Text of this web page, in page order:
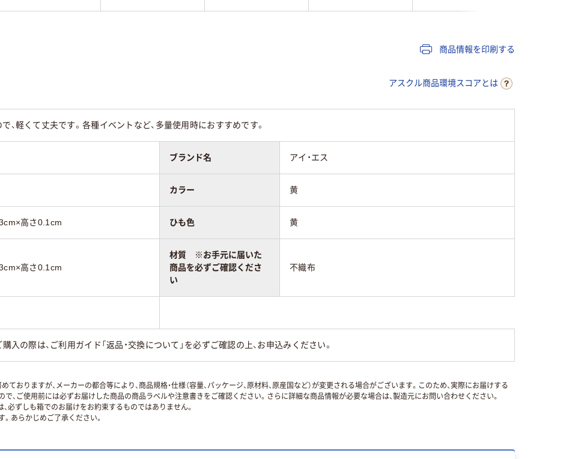
商品情報を印刷する
アスクル商品環境スコアとは
、軽くて丈夫です。各種イベントなど、多量使用時におすすめです。
ブランド名 アイ・エス
カラー 黄
高さ0.1cm ひも色 黄
高さ0.1cm
材質 ※お手元に届いた
商品を必ずご確認くださ
い
不織布
購入の際は、ご利用ガイド「返品・交換について」を必ずご確認の上、お申込みください。
おりますが、メーカーの都合等により、商品規格・仕様（容量、パッケージ、原材料、原産国など）が変更される場合がございます。このため、実際にお届けする
、ご使用前には必ずお届けした商品の商品ラベルや注意書きをご確認ください。さらに詳細な商品情報が必要な場合は、製造元にお問い合わせください。
、必ずしも箱でのお届けをお約束するものではありません。
あらかじめご了承ください。